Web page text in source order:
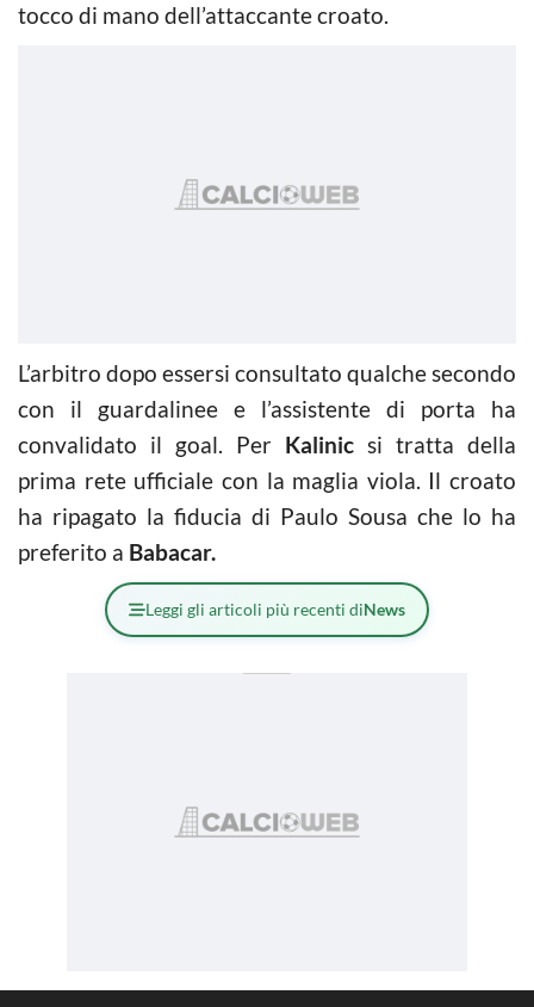
tocco di mano dell’attaccante croato.
L’arbitro dopo essersi consultato qualche secondo
con il guardalinee e l’assistente di porta ha
convalidato il goal. Per Kalinic si tratta della
prima rete ufficiale con la maglia viola. Il croato
ha ripagato la fiducia di Paulo Sousa che lo ha
preferito a Babacar.
Leggi gli articoli più recenti diNews